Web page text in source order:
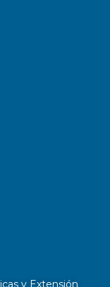
y Extensión